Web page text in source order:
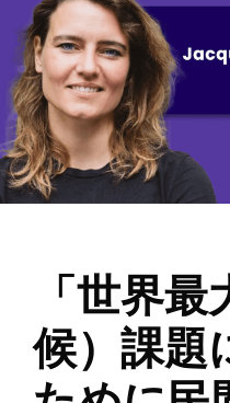
「世界
候）課題